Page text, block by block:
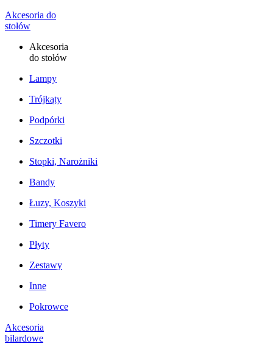
Akcesoria do
stołów
Akcesoria
do stołów
Lampy
Trójkąty
Podpórki
Szczotki
Stopki, Narożniki
Bandy
Łuzy, Koszyki
Timery Favero
Płyty
Zestawy
Inne
Pokrowce
Akcesoria
bilardowe